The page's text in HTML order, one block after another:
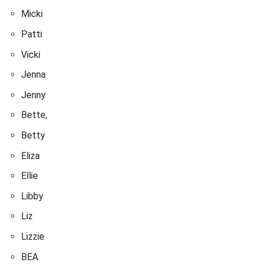
Micki
Patti
Vicki
Jenna
Jenny
Bette,
Betty
Eliza
Ellie
Libby
Liz
Lizzie
BEA